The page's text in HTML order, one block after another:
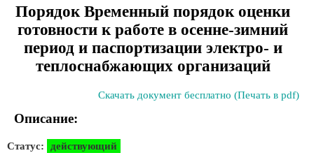
Порядок Временный порядок оценки
готовности к работе в осенне-зимний
период и паспортизации электро- и
теплоснабжающих организаций
Скачать документ бесплатно (Печать в pdf)
Описание:
Статус: действующий